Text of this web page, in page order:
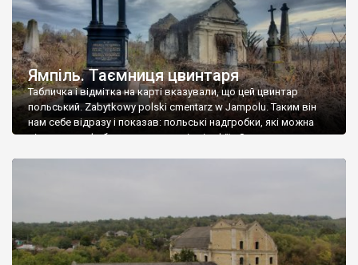
Ямпіль. Таємниця цвинтаря
Табличка і відмітка на карті вказували, що цей цвинтар
польський. Zabytkowy polski cmentarz w Jampolu. Таким він
нам себе відразу і показав: польські надгробки, які можна
віднести до фабричних, польські епітафії… Загалом цвинтар